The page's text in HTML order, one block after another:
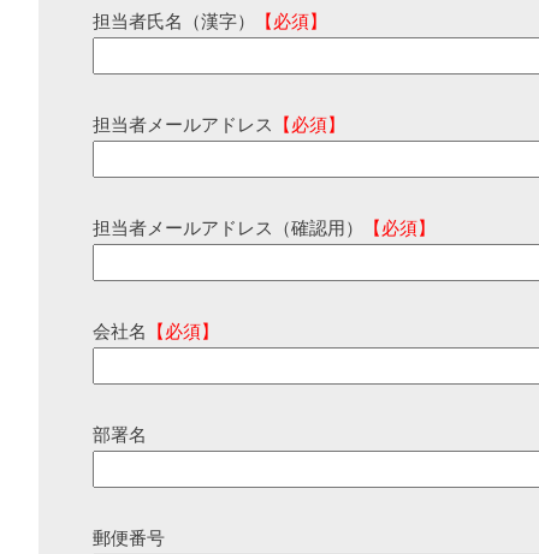
担当者氏名（漢字） 【必須】
担当者メールアドレス 【必須】
担当者メールアドレス（確認用） 【必須】
会社名 【必須】
部署名
郵便番号